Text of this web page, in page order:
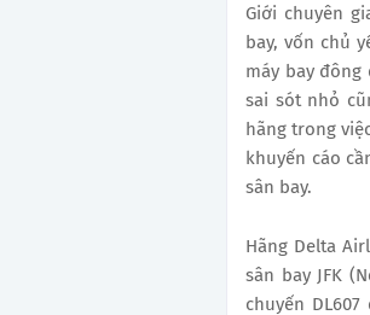
Giới chuyên
bay, vốn chủ
máy bay
sai sót nhỏ
hãng trong
khuyến cáo
sân bay.
Hãng Delta
sân bay JFK
chuyến